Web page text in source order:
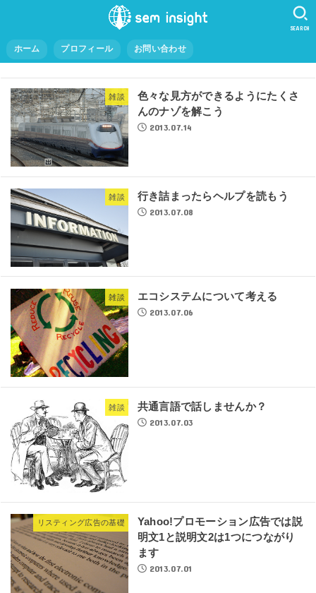
ホーム プロフィール お問い合わせ
SEARCH
雑談
色々な見方ができるようにたくさ
んのナゾを解こう
2013.07.14
雑談 行き詰まったらヘルプを読もう
2013.07.08
雑談 エコシステムについて考える
2013.07.06
雑談 共通言語で話しませんか？
2013.07.03
リスティング広告の基礎
Yahoo!プロモーション広告では説
明文1と説明文2は1つにつながり
ます
2013.07.01